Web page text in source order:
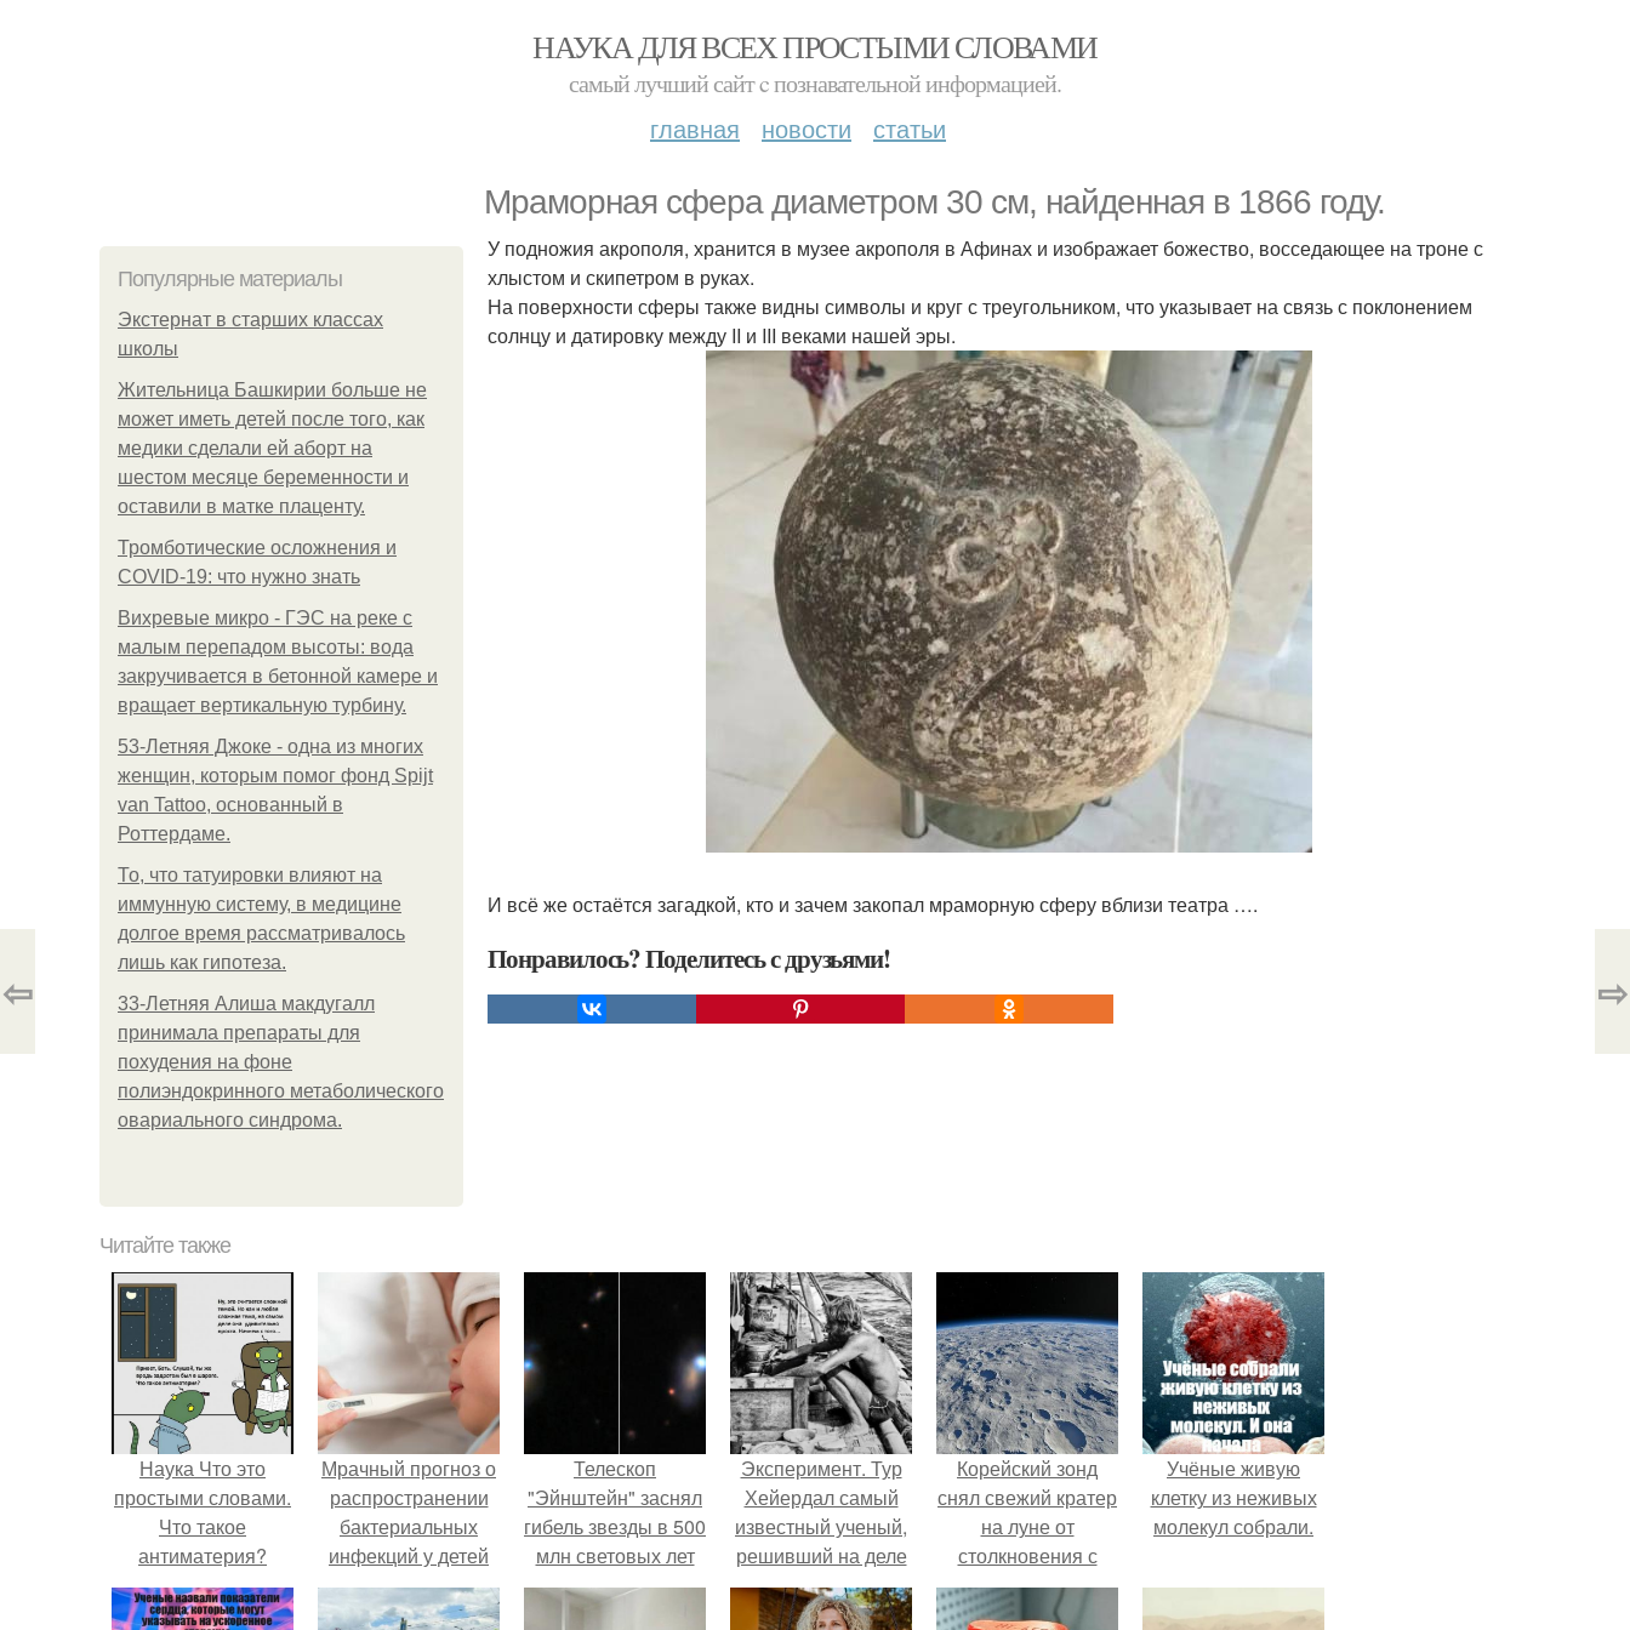
НАУКА ДЛЯ ВСЕХ ПРОСТЫМИ СЛОВАМИ
самый лучший сайт c познавательной информацией.
главная новости статьи
Мраморная сфера диаметром 30 см, найденная в 1866 году.
Популярные материалы
Экстернат в старших классах
школы
Жительница Башкирии больше не
может иметь детей после того, как
медики сделали ей аборт на
шестом месяце беременности и
оставили в матке плаценту.
Тромботические осложнения и
COVID-19: что нужно знать
Вихревые микро - ГЭС на реке с
малым перепадом высоты: вода
закручивается в бетонной камере и
вращает вертикальную турбину.
53-Летняя Джоке - одна из многих
женщин, которым помог фонд Spijt
van Tattoo, основанный в
Роттердаме.
То, что татуировки влияют на
иммунную систему, в медицине
долгое время рассматривалось
лишь как гипотеза.
33-Летняя Алиша макдугалл
принимала препараты для
похудения на фоне
полиэндокринного метаболического
овариального синдрома.
У подножия акрополя, хранится в музее акрополя в Афинах и изображает божество, восседающее на троне с
хлыстом и скипетром в руках.
На поверхности сферы также видны символы и круг с треугольником, что указывает на связь с поклонением
солнцу и датировку между II и III веками нашей эры.
И всё же остаётся загадкой, кто и зачем закопал мраморную сферу вблизи театра ….
Понравилось? Поделитесь с друзьями!
⇦ ⇨
Читайте также
Наука Что это
простыми словами.
Что такое
антиматерия?
Мрачный прогноз о
распространении
бактериальных
инфекций у детей
вышел.
Телескоп
"Эйнштейн" заснял
гибель звезды в 500
млн световых лет
от земли.
Эксперимент. Тур
Хейердал самый
известный ученый,
решивший на деле
проверить
собственную
Корейский зонд
снял свежий кратер
на луне от
столкновения с
обломком Falcon 9.
Учёные живую
клетку из неживых
молекул собрали.